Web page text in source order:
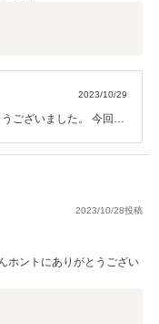
2023/10/29
ございました。 今回は
寄りください。 今後と
2023/10/28投稿
ホントにありがとうござい